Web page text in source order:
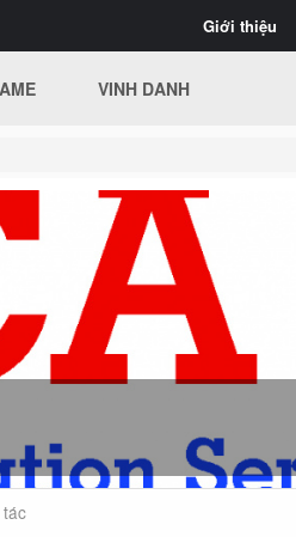
Giới thiệu
VINH DANH